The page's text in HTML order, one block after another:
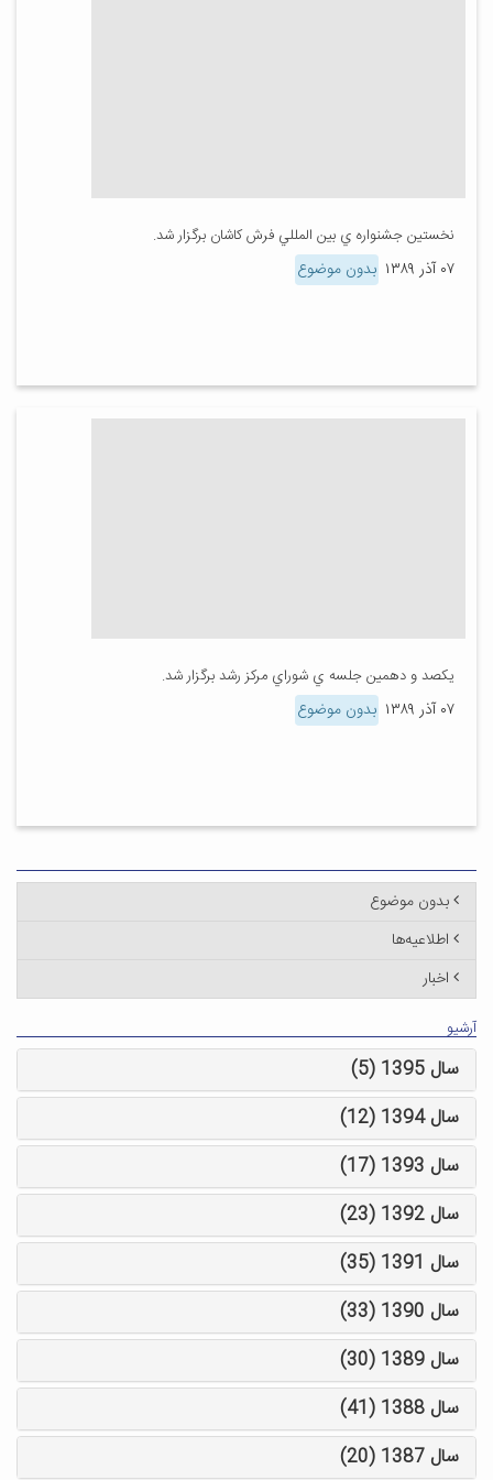
نخستين جشنواره ي بين المللي فرش كاشان برگزار شد.
۰۷ آذر ۱۳۸۹ بدون موضوع
يكصد و دهمين جلسه ي شوراي مركز رشد برگزار شد.
۰۷ آذر ۱۳۸۹ بدون موضوع
بدون موضوع
اطلاعیه‌ها
اخبار
آرشیو
سال 1395 (5)
سال 1394 (12)
سال 1393 (17)
سال 1392 (23)
سال 1391 (35)
سال 1390 (33)
سال 1389 (30)
سال 1388 (41)
سال 1387 (20)